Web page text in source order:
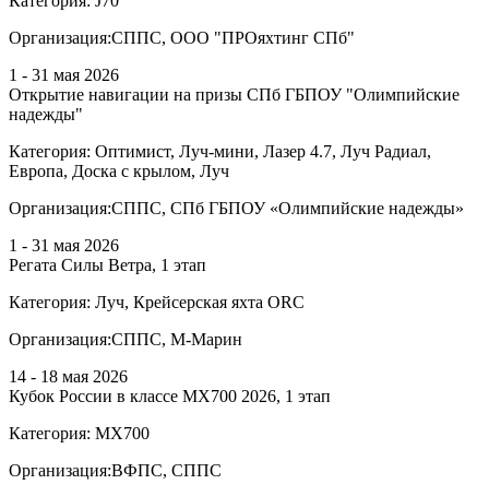
Организация:СППС, ООО "ПРОяхтинг СПб"
1 - 31 мая 2026
Открытие навигации на призы СПб ГБПОУ "Олимпийские
надежды"
Категория: Оптимист, Луч-мини, Лазер 4.7, Луч Радиал,
Европа, Доска с крылом, Луч
Организация:СППС, СПб ГБПОУ «Олимпийские надежды»
1 - 31 мая 2026
Регата Силы Ветра, 1 этап
Категория: Луч, Крейсерская яхта ORC
Организация:СППС, М-Марин
14 - 18 мая 2026
Кубок России в классе MX700 2026, 1 этап
Категория: МХ700
Организация:ВФПС, СППС